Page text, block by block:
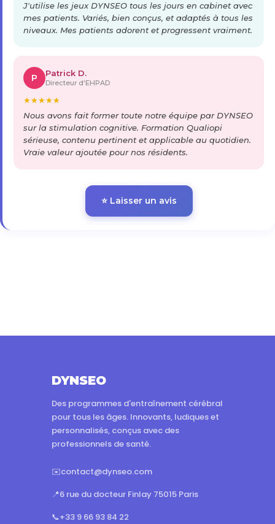
J'utilise les jeux DYNSEO tous les jours en cabinet avec
mes patients. Variés, bien conçus, et adaptés à tous les
niveaux. Mes patients adorent et progressent vraiment.
P Patrick D.
Directeur d'EHPAD
★★★★★
Nous avons fait former toute notre équipe par DYNSEO
sur la stimulation cognitive. Formation Qualiopi
sérieuse, contenu pertinent et applicable au quotidien.
Vraie valeur ajoutée pour nos résidents.
⭐ Laisser un avis
DYNSEO
Des programmes d'entraînement cérébral
pour tous les âges. Innovants, ludiques et
personnalisés, conçus avec des
professionnels de santé.
✉️contact@dynseo.com
📍6 rue du docteur Finlay 75015 Paris
📞+33 9 66 93 84 22